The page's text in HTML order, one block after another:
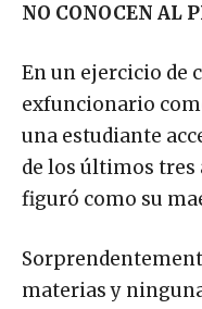
NO CONOCEN AL
En un ejercicio de
exfuncionario
una estudiante
de los últimos tres
figuró como su
materias y